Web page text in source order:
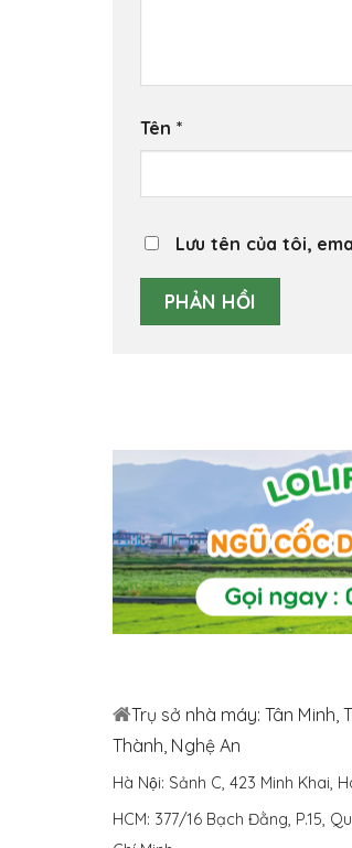
Tên *
Lưu tên của tôi,
Trụ sở nhà máy: Tân Minh,
Thành, Nghệ An
Hà Nội: Sảnh C, 423 Minh Khai,
HCM: 377/16 Bạch Đằng, P.15,